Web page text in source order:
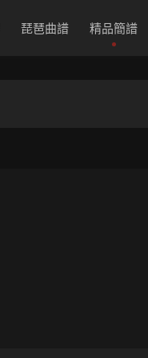
琵琶曲譜 精品簡譜